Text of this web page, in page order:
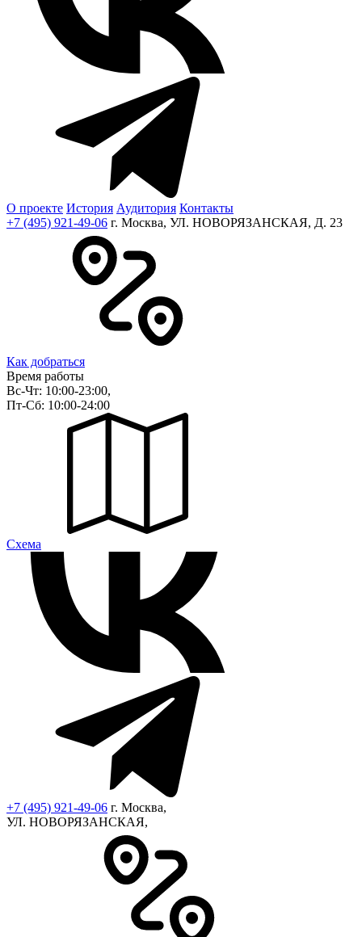
О проекте История Аудитория Контакты
+7 (495) 921-49-06 г. Москва, УЛ. НОВОРЯЗАНСКАЯ, Д. 23
Как добраться
Время работы
Вс-Чт: 10:00-23:00,
Пт-Сб: 10:00-24:00
Cхема
+7 (495) 921-49-06 г. Москва,
УЛ. НОВОРЯЗАНСКАЯ,